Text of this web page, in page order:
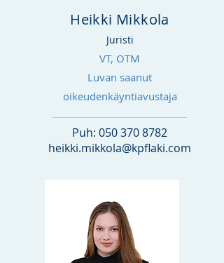
Heikki Mikkola
Juristi
VT, OTM
Luvan saanut
oikeudenkäyntiavustaja
Puh: 050 370 8782
heikki.mikkola@kpflaki.com